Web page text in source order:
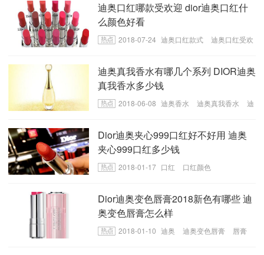
迪奥口红哪款受欢迎 dior迪奥口红什
么颜色好看
2018-07-24 迪奥口红款式
迪奥口红受欢
迪奥真我香水有哪几个系列 DIOR迪奥
真我香水多少钱
2018-06-08 迪奥香水 迪奥真我香水
迪
Dior迪奥夹心999口红好不好用 迪奥
夹心999口红多少钱
2018-01-17 口红 口红颜色
Dior迪奥变色唇膏2018新色有哪些 迪
奥变色唇膏怎么样
2018-01-10 迪奥 迪奥变色唇膏 唇膏